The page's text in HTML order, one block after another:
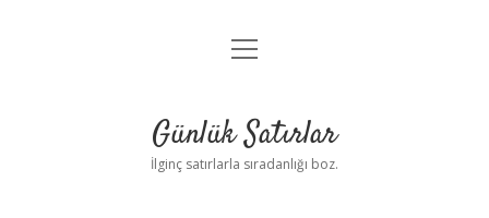
Anasayfa
Yasal Uyarı
menüyü
Günlük Satırlar
İlginç satırlarla sıradanlığı boz.